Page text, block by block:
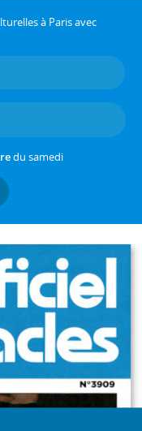
à Paris avec
du samedi